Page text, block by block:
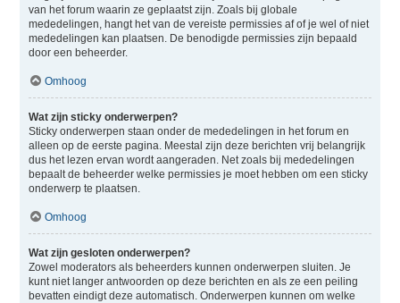
van het forum waarin ze geplaatst zijn. Zoals bij globale
mededelingen, hangt het van de vereiste permissies af of je wel of niet
mededelingen kan plaatsen. De benodigde permissies zijn bepaald
door een beheerder.
Omhoog
Wat zijn sticky onderwerpen?
Sticky onderwerpen staan onder de mededelingen in het forum en
alleen op de eerste pagina. Meestal zijn deze berichten vrij belangrijk
dus het lezen ervan wordt aangeraden. Net zoals bij mededelingen
bepaalt de beheerder welke permissies je moet hebben om een sticky
onderwerp te plaatsen.
Omhoog
Wat zijn gesloten onderwerpen?
Zowel moderators als beheerders kunnen onderwerpen sluiten. Je
kunt niet langer antwoorden op deze berichten en als ze een peiling
bevatten eindigt deze automatisch. Onderwerpen kunnen om welke